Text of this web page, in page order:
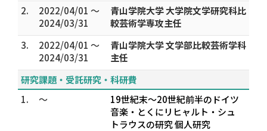
2.
2022/04/01 ～
2024/03/31
青山学院大学 大学院文学研究科比
較芸術学専攻主任
3.
2022/04/01 ～
2024/03/31
青山学院大学 文学部比較芸術学科
主任
研究課題・受託研究・科研費
1.
～
19世紀末～20世紀前半のドイツ
音楽・とくにリヒャルト・シュ
トラウスの研究 個人研究